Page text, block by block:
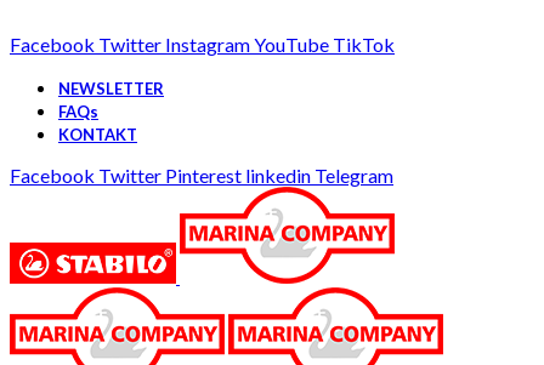
Facebook Twitter InstagramYouTube TikTok
NEWSLETTER
FAQs
KONTAKT
Facebook Twitter Pinterest linkedin Telegram